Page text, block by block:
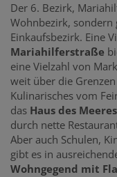
Der 6. Bezirk,
Wohnbezirk, sondern
Einkaufsbezirk. Eine
Mariahilferstraße
eine Vielzahl von
weit über die
Kulinarisches vom
das Haus des Meeres
durch nette
Aber auch Schulen,
gibt es in
Wohngegend mit